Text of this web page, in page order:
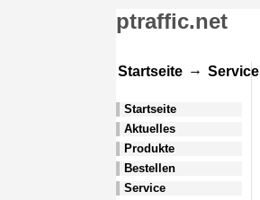
ptraffic.net
Startseite → Service
Startseite
Aktuelles
Produkte
Bestellen
Service